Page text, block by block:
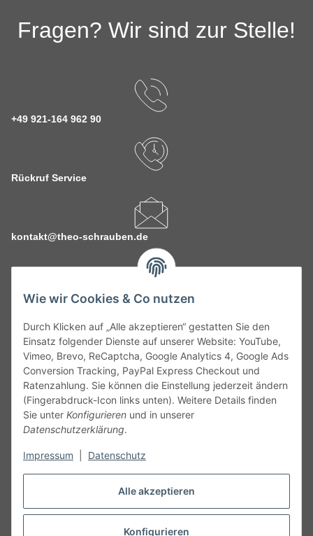
Alle akzeptieren
Konfigurieren
Wie wir Cookies & Co nutzen
Durch Klicken auf „Alle akzeptieren“ gestatten Sie den
Einsatz folgender Dienste auf unserer Website: YouTube,
Vimeo, Brevo, ReCaptcha, Google Analytics 4, Google Ads
Conversion Tracking, PayPal Express Checkout und
Ratenzahlung. Sie können die Einstellung jederzeit ändern
(Fingerabdruck-Icon links unten). Weitere Details finden
Sie unter Konfigurieren und in unserer
Datenschutzerklärung.
Impressum Datenschutz
Fragen? Wir sind zur Stelle!
+49 921-164 962 90
Rückruf Service
kontakt@theo-schrauben.de
Service
Gesetzliche Informationen
Alle technischen Angaben ohne Gewähr. Irrtümer und fehlerhafte
Angaben vorbehalten. Wenn Sie Datenblätter oder spezielle
unseren Kundenservice. Abbildungen der Artikel können
Vertrag widerrufen